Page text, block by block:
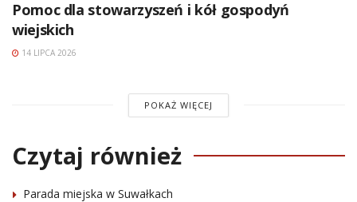
Pomoc dla stowarzyszeń i kół gospodyń
wiejskich
14 LIPCA 2026
POKAŻ WIĘCEJ
Czytaj również
Parada miejska w Suwałkach